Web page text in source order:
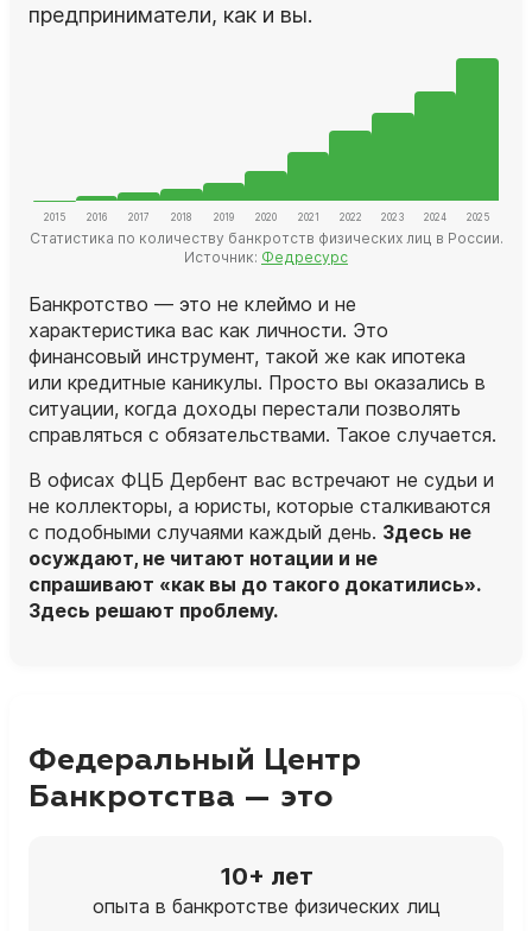
предприниматели, как и вы.
Статистика по количеству банкротств физических лиц в России.
Источник: Федресурс
Банкротство — это не клеймо и не
характеристика вас как личности. Это
финансовый инструмент, такой же как ипотека
или кредитные каникулы. Просто вы оказались в
ситуации, когда доходы перестали позволять
справляться с обязательствами. Такое случается.
В офисах ФЦБ Дербент вас встречают не судьи и
не коллекторы, а юристы, которые сталкиваются
с подобными случаями каждый день. Здесь не
осуждают, не читают нотации и не
спрашивают «как вы до такого докатились».
Здесь решают проблему.
Федеральный Центр
Банкротства — это
10+ лет
опыта в банкротстве физических лиц